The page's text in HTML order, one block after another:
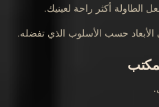
الطاولة أكثر راحة لعينيك.
حسب الأسلوب الذي تفضله.